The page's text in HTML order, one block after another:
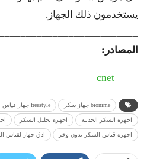
يستخدمون ذلك الجهاز.
المصادر:
cnet
bionime جهاز سكر freestyle جهاز قياس السكر
اجهزة السكر الحديثة اجهزة تحليل السكر
اجهزة قياس السكر بدون وخز ادق جهاز لقياس